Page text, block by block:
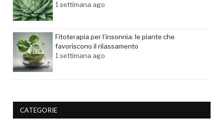
1 settimana ago
Fitoterapia per l’insonnia: le piante che
favoriscono il rilassamento
1 settimana ago
CATEGORIE